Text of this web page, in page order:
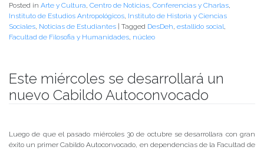
Posted in Arte y Cultura, Centro de Noticias, Conferencias y Charlas,
Instituto de Estudios Antropológicos, Instituto de Historia y Ciencias
Sociales, Noticias de Estudiantes | Tagged DesDeh, estallido social,
Facultad de Filosofia y Humanidades, núcleo
Este miércoles se desarrollará un
nuevo Cabildo Autoconvocado
Luego de que el pasado miércoles 30 de octubre se desarrollara con gran
éxito un primer Cabildo Autoconvocado, en dependencias de la Facultad de